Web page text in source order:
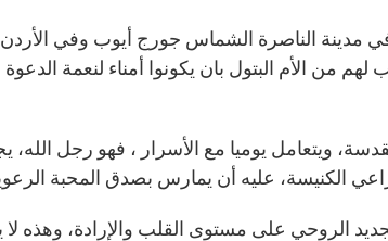
الناصرة الشماس جورج أيوب وفي الأردن
من الأم البتول بان يكونوا أمناء لنعمة
ويتعامل يوميا مع الأسرار ، فهو رجل الله،
الروحي على مستوى القلب والإرادة، وهذه لا